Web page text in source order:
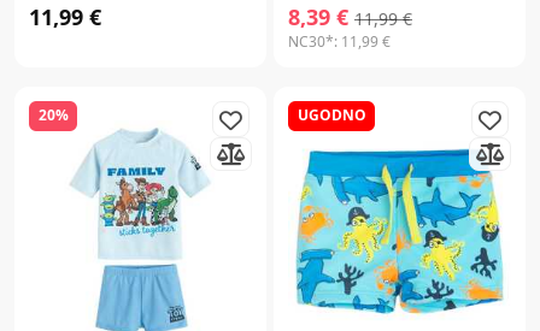
11,99 € 8,39 € 11,99 €
NC30*: 11,99 €
20% UGODNO